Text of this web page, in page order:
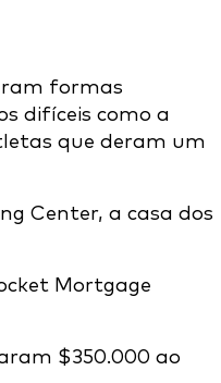
formas
difíceis como a
que deram um
Center, a casa dos
Mortgage
$350.000 ao